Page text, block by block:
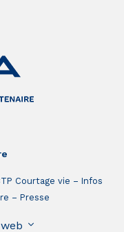
Courtage vie
Infos
Presse